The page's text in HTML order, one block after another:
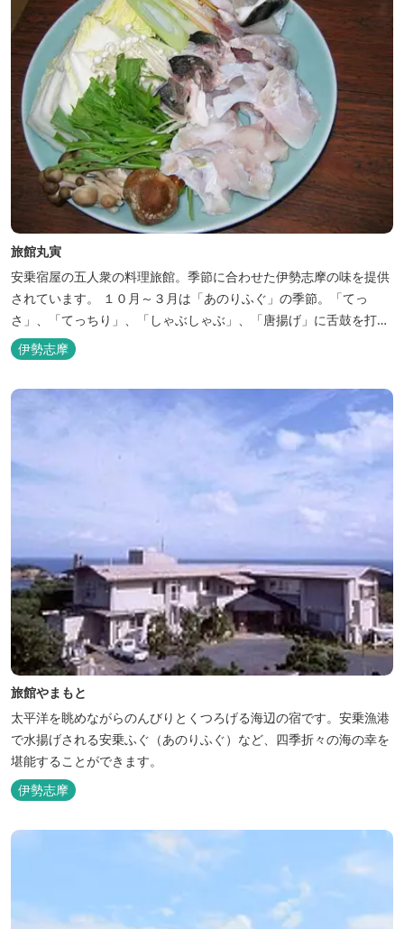
旅館丸寅
安乗宿屋の五人衆の料理旅館。季節に合わせた伊勢志摩の味を提供
されています。 １０月～３月は「あのりふぐ」の季節。「てっ
さ」、「てっちり」、「しゃぶしゃぶ」、「唐揚げ」に舌鼓を打っ
ていただけます。その他、クエマス、伊勢エビ料理もあり。
伊勢志摩
旅館やまもと
太平洋を眺めながらのんびりとくつろげる海辺の宿です。安乗漁港
で水揚げされる安乗ふぐ（あのりふぐ）など、四季折々の海の幸を
堪能することができます。
伊勢志摩